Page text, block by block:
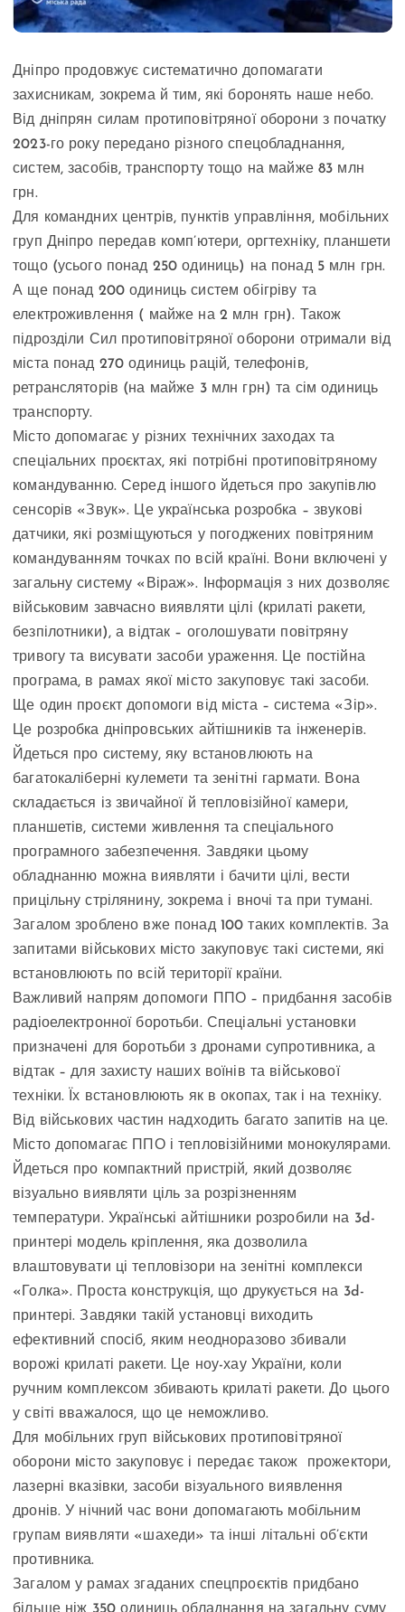
Дніпро продовжує систематично допомагати
захисникам, зокрема й тим, які боронять наше небо.
Від дніпрян силам протиповітряної оборони з початку
2023-го року передано різного спецобладнання,
систем, засобів, транспорту тощо на майже 83 млн
грн.
Для командних центрів, пунктів управління, мобільних
груп Дніпро передав комп’ютери, оргтехніку, планшети
тощо (усього понад 250 одиниць) на понад 5 млн грн.
А ще понад 200 одиниць систем обігріву та
електроживлення ( майже на 2 млн грн). Також
підрозділи Сил протиповітряної оборони отримали від
міста понад 270 одиниць рацій, телефонів,
ретрансляторів (на майже 3 млн грн) та сім одиниць
транспорту.
Місто допомагає у різних технічних заходах та
спеціальних проєктах, які потрібні протиповітряному
командуванню. Серед іншого йдеться про закупівлю
сенсорів «Звук». Це українська розробка – звукові
датчики, які розміщуються у погоджених повітряним
командуванням точках по всій країні. Вони включені у
загальну систему «Віраж». Інформація з них дозволяє
військовим завчасно виявляти цілі (крилаті ракети,
безпілотники), а відтак – оголошувати повітряну
тривогу та висувати засоби ураження. Це постійна
програма, в рамах якої місто закуповує такі засоби.
Ще один проєкт допомоги від міста – система «Зір».
Це розробка дніпровських айтішників та інженерів.
Йдеться про систему, яку встановлюють на
багатокаліберні кулемети та зенітні гармати. Вона
складається із звичайної й тепловізійної камери,
планшетів, системи живлення та спеціального
програмного забезпечення. Завдяки цьому
обладнанню можна виявляти і бачити цілі, вести
прицільну стрілянину, зокрема і вночі та при тумані.
Загалом зроблено вже понад 100 таких комплектів. За
запитами військових місто закуповує такі системи, які
встановлюють по всій території країни.
Важливий напрям допомоги ППО – придбання засобів
радіоелектронної боротьби. Спеціальні установки
призначені для боротьби з дронами супротивника, а
відтак – для захисту наших воїнів та військової
техніки. Їх встановлюють як в окопах, так і на техніку.
Від військових частин надходить багато запитів на це.
Місто допомагає ППО і тепловізійними монокулярами.
Йдеться про компактний пристрій, який дозволяє
візуально виявляти ціль за розрізненням
температури. Українські айтішники розробили на 3d-
принтері модель кріплення, яка дозволила
влаштовувати ці тепловізори на зенітні комплекси
«Голка». Проста конструкція, що друкується на 3d-
принтері. Завдяки такій установці виходить
ефективний спосіб, яким неодноразово збивали
ворожі крилаті ракети. Це ноу-хау України, коли
ручним комплексом збивають крилаті ракети. До цього
у світі вважалося, що це неможливо.
Для мобільних груп військових протиповітряної
оборони місто закуповує і передає також прожектори,
лазерні вказівки, засоби візуального виявлення
дронів. У нічний час вони допомагають мобільним
групам виявляти «шахеди» та інші літальні об’єкти
противника.
Загалом у рамах згаданих спецпроєктів придбано
більше ніж 350 одиниць обладнання на загальну суму